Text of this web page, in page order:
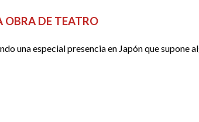
OBRA DE TEATRO
una especial presencia en Japón que